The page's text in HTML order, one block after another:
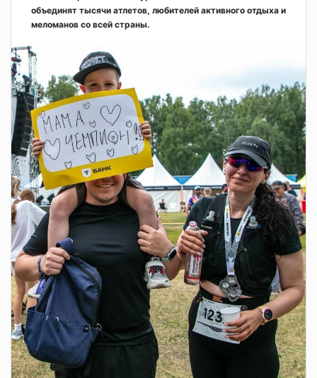
объединят тысячи атлетов, любителей активного отдыха и
меломанов со всей страны.